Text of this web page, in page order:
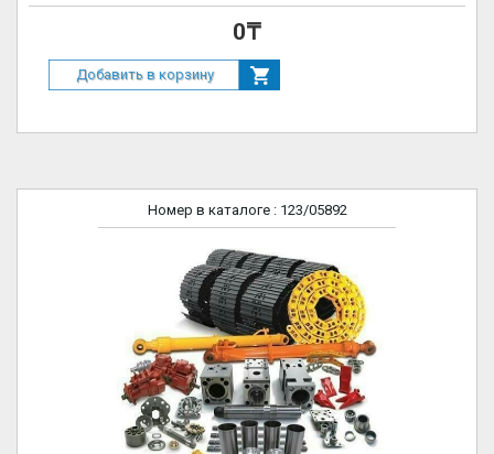
0₸
Добавить в корзину
Номер в каталоге : 123/05892